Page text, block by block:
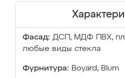
Фасад: ДСП, МДФ ПВХ,
любые виды стекла
Фурнитура: Boyard, Blum